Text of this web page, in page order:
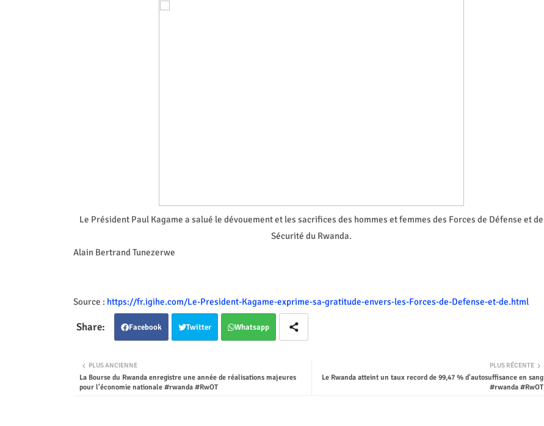
Le Président Paul Kagame a salué le dévouement et les sacrifices des hommes et femmes des Forces de Défense et de
Sécurité du Rwanda.
Alain Bertrand Tunezerwe
Source : https://fr.igihe.com/Le-President-Kagame-exprime-sa-gratitude-envers-les-Forces-de-Defense-et-de.html
Facebook Twitter Whatsapp
PLUS RÉCENTE
Le Rwanda atteint un taux record de 99,47 % d'autosuffisance en sang
#rwanda #RwOT
PLUS ANCIENNE
La Bourse du Rwanda enregistre une année de réalisations majeures
pour l'économie nationale #rwanda #RwOT